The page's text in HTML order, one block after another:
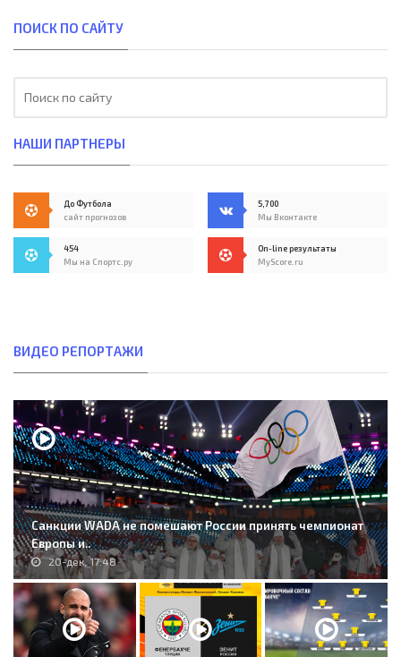
ПОИСК ПО САЙТУ
НАШИ ПАРТНЕРЫ
До Футбола
сайт прогнозов
5,700
Мы Вконтакте
454
Мы на Спортс.ру
On-line результаты
MyScore.ru
ВИДЕО РЕПОРТАЖИ
Санкции WADA не помешают России принять чемпионат
Европы и..
20-дек, 17:48